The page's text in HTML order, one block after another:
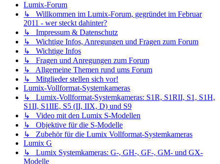
Lumix-Forum
↳ Willkommen im Lumix-Forum, gegründet im Februar
2011 - wer steckt dahinter?
↳ Impressum & Datenschutz
↳ Wichtige Infos, Anregungen und Fragen zum Forum
↳ Wichtige Infos
↳ Fragen und Anregungen zum Forum
↳ Allgemeine Themen rund ums Forum
↳ Mitglieder stellen sich vor!
Lumix-Vollformat-Systemkameras
↳ Lumix-Vollformat-Systemkameras: S1R, S1RII, S1, S1H,
S1II, S1IIE, S5 (II, IIX, D) und S9
↳ Video mit den Lumix S-Modellen
↳ Objektive für die S-Modelle
↳ Zubehör für die Lumix Vollformat-Systemkameras
Lumix G
↳ Lumix Systemkameras: G-, GH-, GF-, GM- und GX-
Modelle